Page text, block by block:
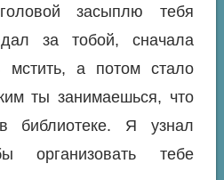
засыплю тебя
за тобой, сначала
а потом стало
ты занимаешься, что
библиотеке. Я узнал
организовать тебе